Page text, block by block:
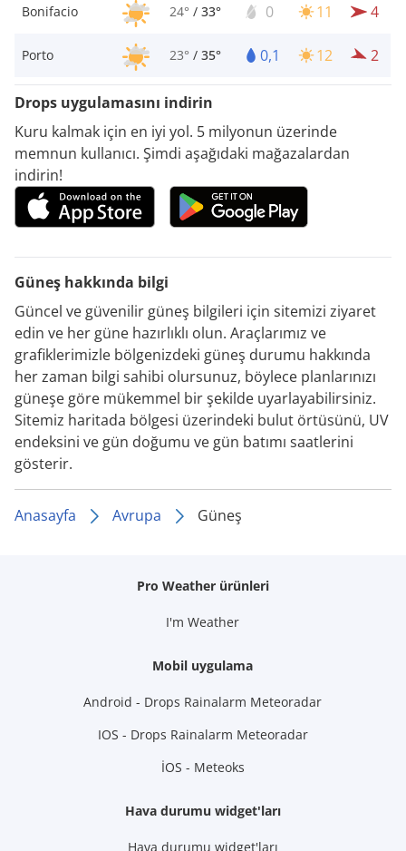
Bonifacio 24° / 33° 0 11 4
Porto 23° / 35° 0,1 12 2
Drops uygulamasını indirin
Kuru kalmak için en iyi yol. 5 milyonun üzerinde
memnun kullanıcı. Şimdi aşağıdaki mağazalardan
indirin!
Güneş hakkında bilgi
Güncel ve güvenilir güneş bilgileri için sitemizi ziyaret
edin ve her güne hazırlıklı olun. Araçlarımız ve
grafiklerimizle bölgenizdeki güneş durumu hakkında
her zaman bilgi sahibi olursunuz, böylece planlarınızı
güneşe göre mükemmel bir şekilde uyarlayabilirsiniz.
Sitemiz haritada bölgesi üzerindeki bulut örtüsünü, UV
endeksini ve gün doğumu ve gün batımı saatlerini
gösterir.
Anasayfa Avrupa Güneş
Pro Weather ürünleri
I'm Weather
Mobil uygulama
Android - Drops Rainalarm Meteoradar
IOS - Drops Rainalarm Meteoradar
İOS - Meteoks
Hava durumu widget'ları
Hava durumu widget'ları